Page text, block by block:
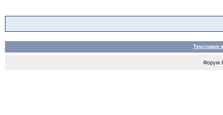
Текстовая
Форум